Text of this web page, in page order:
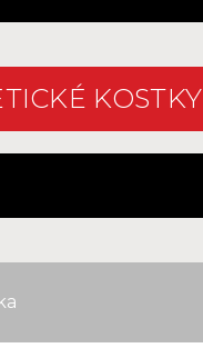
KOSTKY